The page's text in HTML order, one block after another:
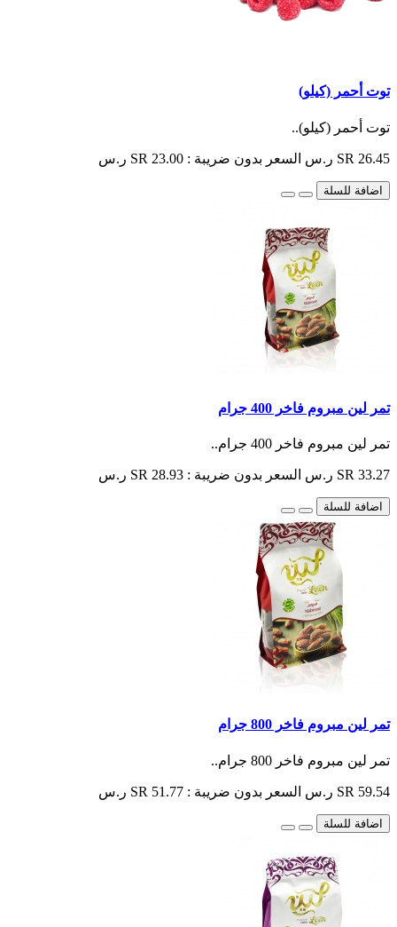
توت أحمر (كيلو)
توت أحمر (كيلو)..
SR 26.45 ر.س السعر بدون ضريبة : SR 23.00 ر.س
اضافة للسلة
تمر لين مبروم فاخر 400 جرام
تمر لين مبروم فاخر 400 جرام..
SR 33.27 ر.س السعر بدون ضريبة : SR 28.93 ر.س
اضافة للسلة
تمر لين مبروم فاخر 800 جرام
تمر لين مبروم فاخر 800 جرام..
SR 59.54 ر.س السعر بدون ضريبة : SR 51.77 ر.س
اضافة للسلة